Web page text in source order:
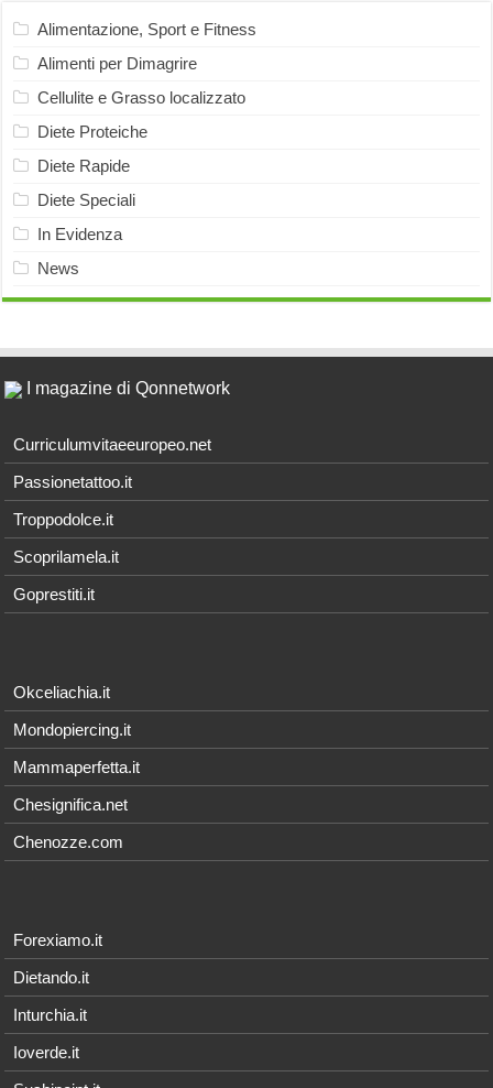
Alimentazione, Sport e Fitness
Alimenti per Dimagrire
Cellulite e Grasso localizzato
Diete Proteiche
Diete Rapide
Diete Speciali
In Evidenza
News
I magazine di Qonnetwork
Curriculumvitaeeuropeo.net
Passionetattoo.it
Troppodolce.it
Scoprilamela.it
Goprestiti.it
Okceliachia.it
Mondopiercing.it
Mammaperfetta.it
Chesignifica.net
Chenozze.com
Forexiamo.it
Dietando.it
Inturchia.it
Ioverde.it